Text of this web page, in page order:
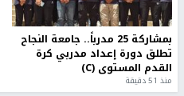
بمشاركة 25 مدرباً.. جامعة النجاح
تطلق دورة إعداد مدربي كرة
القدم المستوى (C)
منذ 51 دقيقة